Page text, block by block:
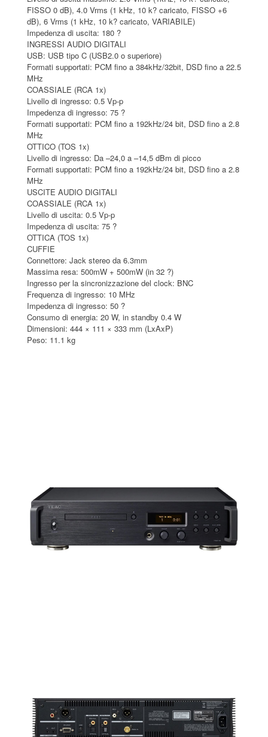
FISSO 0 dB), 4.0 Vrms (1 kHz, 10 k? caricato, FISSO +6
dB), 6 Vrms (1 kHz, 10 k? caricato, VARIABILE)
Impedenza di uscita: 180 ?
INGRESSI AUDIO DIGITALI
USB: USB tipo C (USB2.0 o superiore)
Formati supportati: PCM fino a 384kHz/32bit, DSD fino a 22.5
MHz
COASSIALE (RCA 1x)
Livello di ingresso: 0.5 Vp-p
Impedenza di ingresso: 75 ?
Formati supportati: PCM fino a 192kHz/24 bit, DSD fino a 2.8
MHz
OTTICO (TOS 1x)
Livello di ingresso: Da –24,0 a –14,5 dBm di picco
Formati supportati: PCM fino a 192kHz/24 bit, DSD fino a 2.8
MHz
USCITE AUDIO DIGITALI
COASSIALE (RCA 1x)
Livello di uscita: 0.5 Vp-p
Impedenza di uscita: 75 ?
OTTICA (TOS 1x)
CUFFIE
Connettore: Jack stereo da 6.3mm
Massima resa: 500mW + 500mW (in 32 ?)
Ingresso per la sincronizzazione del clock: BNC
Frequenza di ingresso: 10 MHz
Impedenza di ingresso: 50 ?
Consumo di energia: 20 W, in standby 0.4 W
Dimensioni: 444 × 111 × 333 mm (LxAxP)
Peso: 11.1 kg